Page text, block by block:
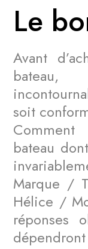
Le
Avant
soit
bateau
Marque /
Hélice /
réponses